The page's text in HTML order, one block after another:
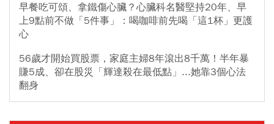
早餐吃可頌、拿鐵傷心臟？心臟科名醫堅持20年、早
上9點前不做「5件事」：喝咖啡前先喝「這1杯」更護
心
56歲才開始買股票，家庭主婦8年滾出8千萬！半年暴
賺5成、卻在股災「輝達殺在最低點」...她靠3個心法
翻身